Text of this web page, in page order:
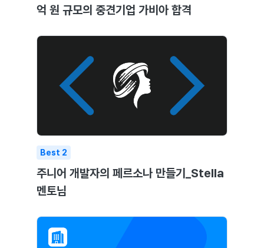
억 원 규모의 중견기업 가비아 합격
Best 2
주니어 개발자의 페르소나 만들기_Stella
멘토님